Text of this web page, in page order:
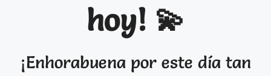
hoy! 💫
¡Enhorabuena por este día tan